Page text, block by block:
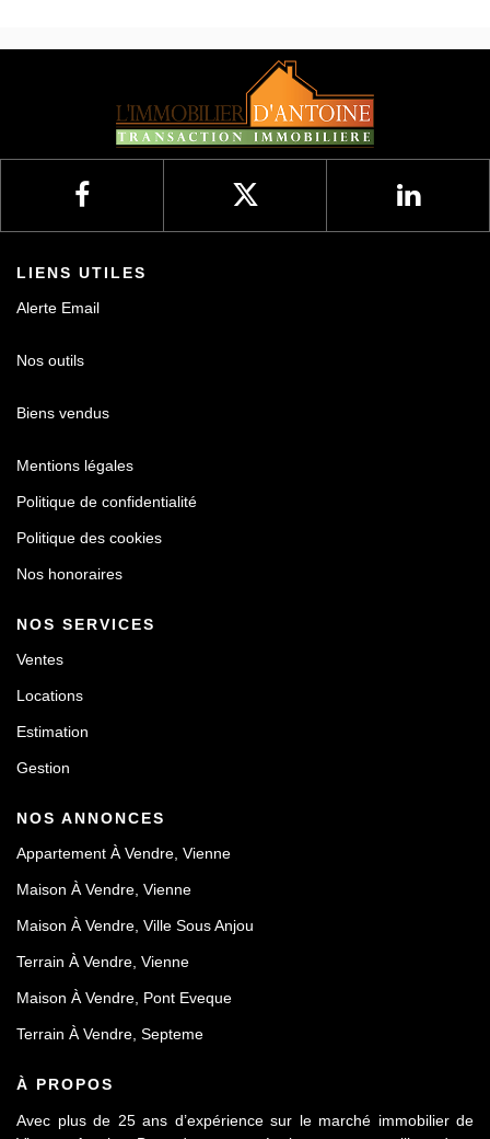
LIENS UTILES
Alerte Email
Nos outils
Biens vendus
Mentions légales
Politique de confidentialité
Politique des cookies
Nos honoraires
NOS SERVICES
Ventes
Locations
Estimation
Gestion
NOS ANNONCES
Appartement À Vendre, Vienne
Maison À Vendre, Vienne
Maison À Vendre, Ville Sous Anjou
Terrain À Vendre, Vienne
Maison À Vendre, Pont Eveque
Terrain À Vendre, Septeme
À PROPOS
Avec plus de 25 ans d’expérience sur le marché immobilier de